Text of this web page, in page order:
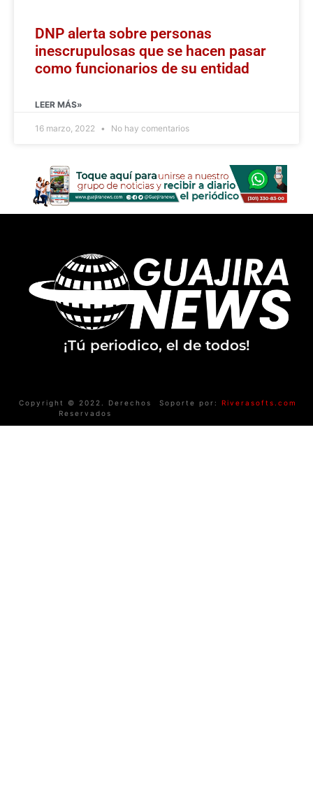
DNP alerta sobre personas
inescrupulosas que se hacen pasar
como funcionarios de su entidad
LEER MÁS»
16 marzo, 2022 No hay comentarios
¡Tú periodico, el de todos!
Copyright © 2022. Derechos
Reservados
Soporte por: Riverasofts.com